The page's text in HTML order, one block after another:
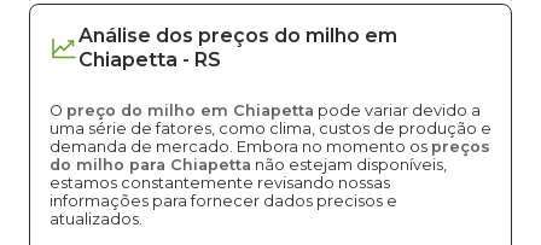
Análise dos preços do milho em
Chiapetta - RS
O preço do milho em Chiapetta pode variar devido a
uma série de fatores, como clima, custos de produção e
demanda de mercado. Embora no momento os preços
do milho para Chiapetta não estejam disponíveis,
estamos constantemente revisando nossas
informações para fornecer dados precisos e
atualizados.